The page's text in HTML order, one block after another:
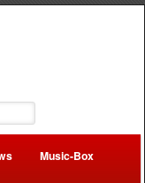
Music-Box